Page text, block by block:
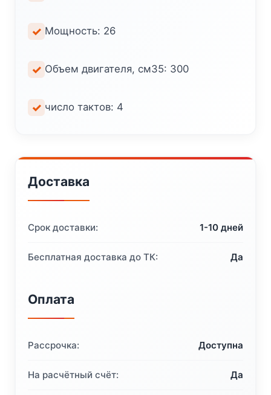
Мощность: 26
Объем двигателя, см35: 300
число тактов: 4
Доставка
Срок доставки: 1-10 дней
Бесплатная доставка до ТК: Да
Оплата
Рассрочка: Доступна
На расчётный счёт: Да